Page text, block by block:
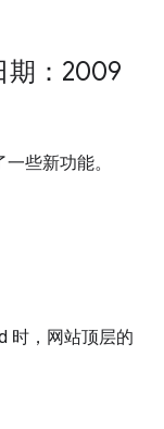
期：2009
些新功能。
时，网站顶层的